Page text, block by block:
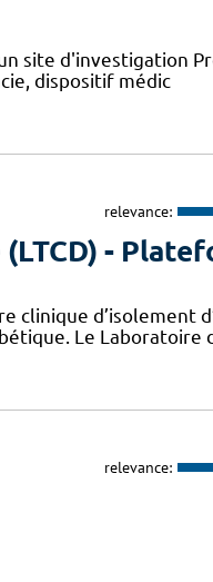
site d'investigation
dispositif médic
relevance:
-
clinique d’isolement
Le Laboratoire
relevance: